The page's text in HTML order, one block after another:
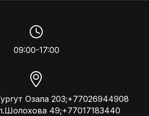
09:00-17:00
Озала 203;+77026944908
49;+77017183440